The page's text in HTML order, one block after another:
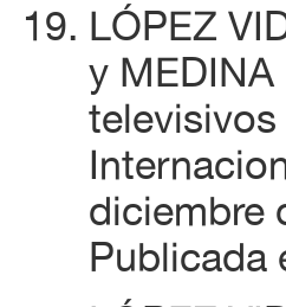
LÓPEZ
y MEDINA
televisivos
diciembre
Publicada